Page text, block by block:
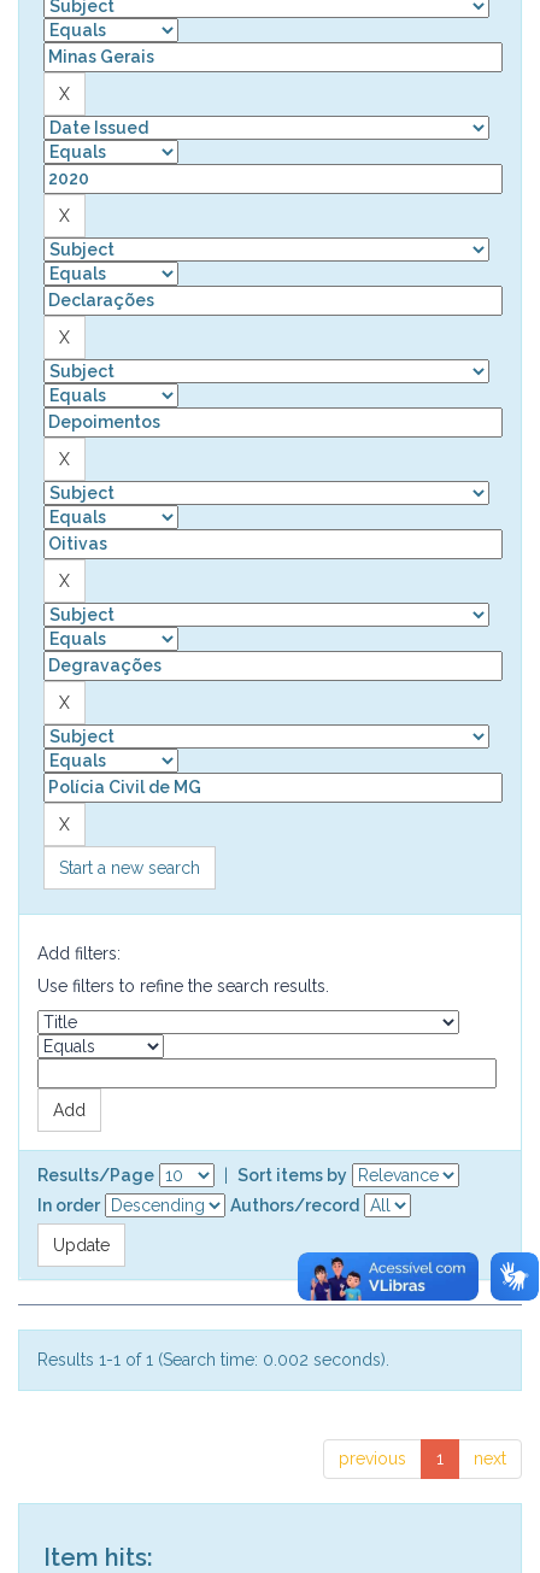
Start a new search
Add filters:
Use filters to refine the search results.
Results/Page
Sort items by
In order
Authors/record
Results 1-1 of 1 (Search time: 0.002 seconds).
previous 1 next
Item hits: